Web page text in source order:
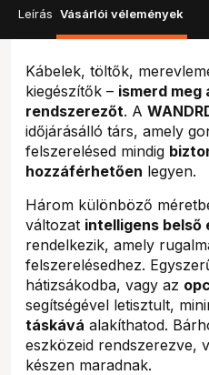
Leírás Vásárlói vélemények
Kábelek, töltők,
kiegészítők – ismerd meg
rendszerezőt. A
időjárásálló társ, amely
felszerelésed mindig
hozzáférhetően legyen.
Három különböző
változat intelligens belső
rendelkezik, amely
felszerelésedhez.
hátizsákodba, vagy az
segítségével letisztult,
táskává alakíthatod.
eszközeid rendszerezve,
készen maradnak.